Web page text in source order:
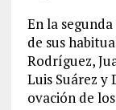
En la
de sus
Rodríguez,
Luis Suárez y
ovación de